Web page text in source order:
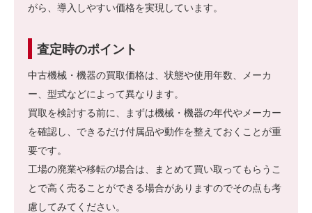
がら、導入しやすい価格を実現しています。
査定時のポイント
中古機械・機器の買取価格は、状態や使用年数、メーカ
ー、型式などによって異なります。
買取を検討する前に、まずは機械・機器の年代やメーカー
を確認し、できるだけ付属品や動作を整えておくことが重
要です。
工場の廃業や移転の場合は、まとめて買い取ってもらうこ
とで高く売ることができる場合がありますのでその点も考
慮してみてください。